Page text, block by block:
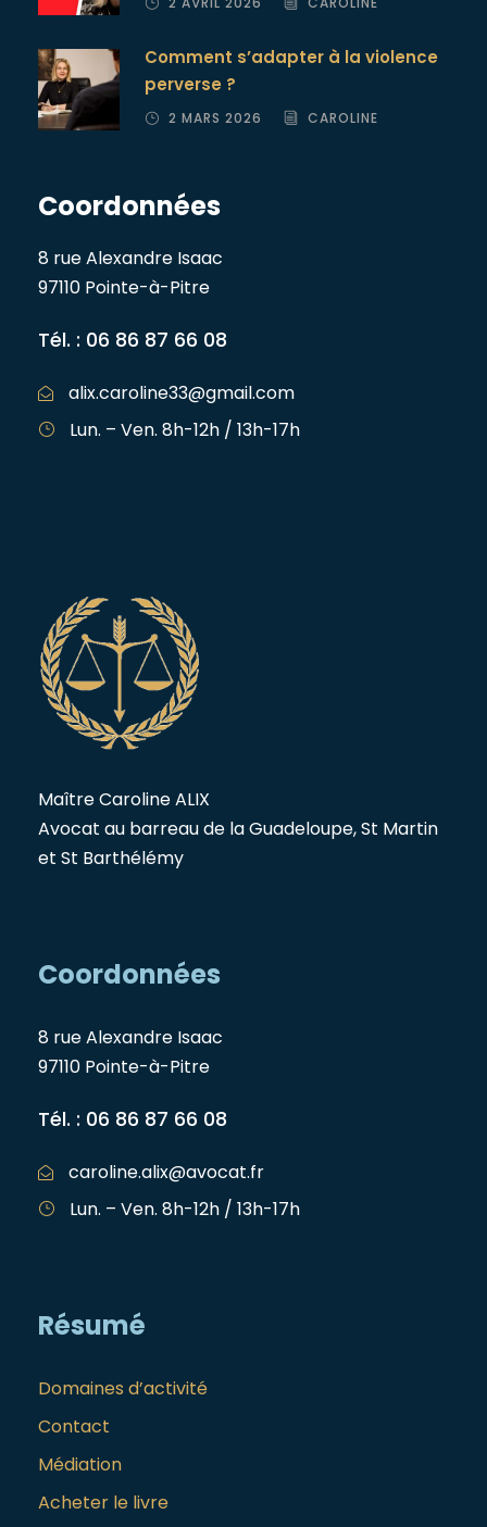
Comment s’adapter à la violence
perverse ?
2 MARS 2026 CAROLINE
Coordonnées
8 rue Alexandre Isaac
97110 Pointe-à-Pitre
Tél. : 06 86 87 66 08
alix.caroline33@gmail.com
Lun. – Ven. 8h-12h / 13h-17h
Maître Caroline ALIX
Avocat au barreau de la Guadeloupe, St Martin
et St Barthélémy
Coordonnées
8 rue Alexandre Isaac
97110 Pointe-à-Pitre
Tél. : 06 86 87 66 08
caroline.alix@avocat.fr
Lun. – Ven. 8h-12h / 13h-17h
Résumé
Domaines d’activité
Contact
Médiation
Acheter le livre